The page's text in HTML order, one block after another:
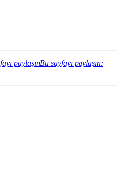
paylaşınBu sayfayı paylaşın: